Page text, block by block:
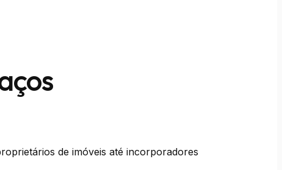
de imóveis até incorporadores